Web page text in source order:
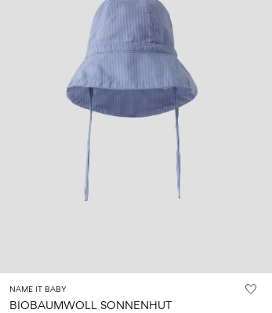
NAME IT BABY
BIOBAUMWOLL SONNENHUT